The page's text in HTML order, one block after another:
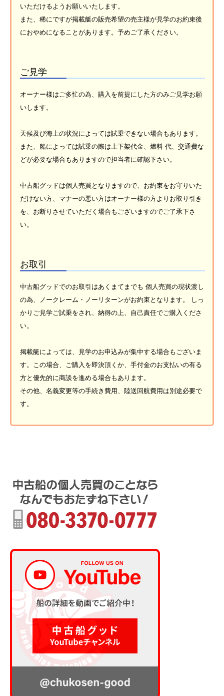
いただけるようお願いいたします。
また、稀にですが掲載艇の販売希望の売主様が見学のお約束後
におやめになることがあります。予めご了承ください。
ご見学
オーナー様はご多忙の為、購入を前提にした方のみご見学お願
いします。
天候及び海上の状況によっては試乗できない場合もあります。
また、船によっては試乗の際は上下架代金、燃料 代、交通費な
どが必要な場合もありますので担当者に確認下さい。
中古船グッドは個人売買となりますので、お約束をお守りいた
だけない方、マナーの悪い方はオーナー様の方よりお取り引き
を、お断りさせていただく場合もございますのでご了承下さ
い。
お取引
中古船グッドでのお取引はあくまてまでも 個人売買の現状渡し
の為、ノークレーム・ノーリターンがお約束となります。 しっ
かりご見学ご試乗をされ、納得の上、自己責任でご購入くださ
い。
掲載艇によっては、見学のお申込みが集中する場合もございま
す。この場合、ご購入を即決頂くか、手付金のお支払いの有る
方と優先的に商談を進める場合もあります。
その他、名義変更等の手続き費用、陸送回航費用は別途必要で
す。